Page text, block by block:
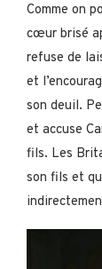
Comme on
cœur brisé
refuse de
et
son deuil.
et accuse
fils. Les
son fils et